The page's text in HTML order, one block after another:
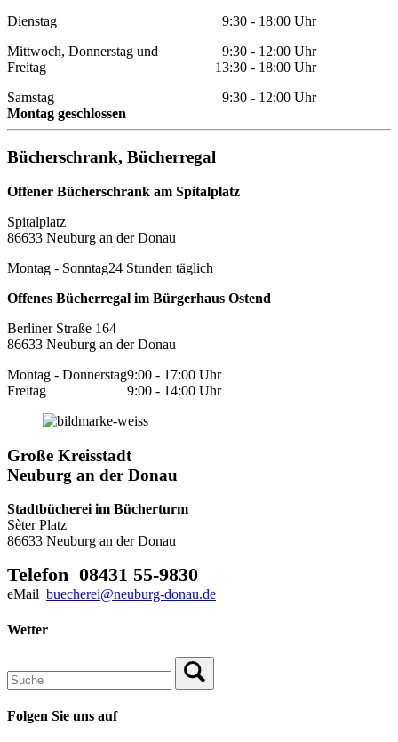
Dienstag
9:30 - 18:00 Uhr
Mittwoch, Donnerstag und
Freitag
9:30 - 12:00 Uhr
13:30 - 18:00 Uhr
Samstag
9:30 - 12:00 Uhr
Montag geschlossen
Bücherschrank, Bücherregal
Offener Bücherschrank am Spitalplatz
Spitalplatz
86633 Neuburg an der Donau
Montag - Sonntag24 Stunden täglich
Offenes Bücherregal im Bürgerhaus Ostend
Berliner Straße 164
86633 Neuburg an der Donau
Montag - Donnerstag9:00 - 17:00 Uhr
Freitag
9:00 - 14:00 Uhr
Große Kreisstadt
Neuburg an der Donau
Stadtbücherei im Bücherturm
Sèter Platz
86633 Neuburg an der Donau
Telefon 08431 55-9830
eMail buecherei@neuburg-donau.de
Wetter
Folgen Sie uns auf